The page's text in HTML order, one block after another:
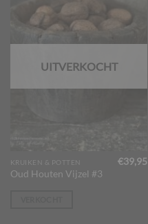
UITVERKOCHT
KRUIKEN & POTTEN
Oud Houten Vijzel #3
€39,95